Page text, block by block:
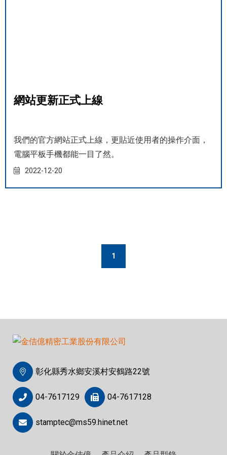
網站更新正式上線
我們的官方網站正式上線，更貼近使用者的操作介面，
電腦平板手機都能一目了然。
2022-12-20
1
彰化縣秀水鄉安溪村安鶴路22號
04-7617129 04-7617128
stamptec@ms59.hinet.net